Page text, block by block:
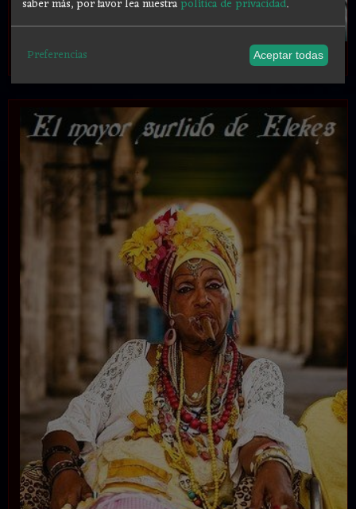
saber más, por favor lea nuestrapolítica de privacidad.
Preferencias Aceptar todas